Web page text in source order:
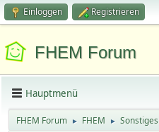
Einloggen Registrieren
FHEM Forum
Hauptmenü
FHEM Forum ► FHEM ► Sonstiges